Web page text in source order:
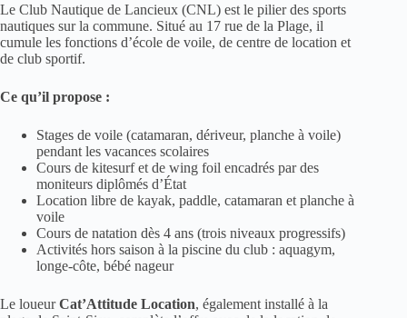
Le Club Nautique de Lancieux (CNL) est le pilier des sports
nautiques sur la commune. Situé au 17 rue de la Plage, il
cumule les fonctions d’école de voile, de centre de location et
de club sportif.
Ce qu’il propose :
Stages de voile (catamaran, dériveur, planche à voile)
pendant les vacances scolaires
Cours de kitesurf et de wing foil encadrés par des
moniteurs diplômés d’État
Location libre de kayak, paddle, catamaran et planche à
voile
Cours de natation dès 4 ans (trois niveaux progressifs)
Activités hors saison à la piscine du club : aquagym,
longe-côte, bébé nageur
Le loueurCat’Attitude Location, également installé à la